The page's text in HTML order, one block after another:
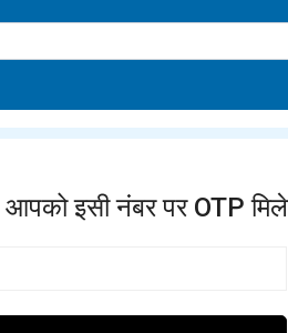
इसी नंबर पर OTP